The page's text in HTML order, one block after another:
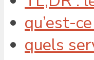
qu’est-
quels